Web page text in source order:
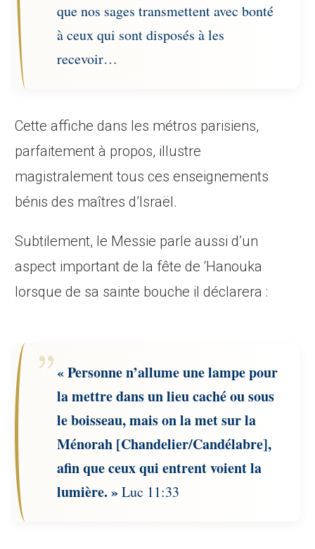
que nos sages transmettent avec bonté
à ceux qui sont disposés à les
recevoir…
Cette affiche dans les métros parisiens,
parfaitement à propos, illustre
magistralement tous ces enseignements
bénis des maîtres d’Israël.
Subtilement, le Messie parle aussi d’un
aspect important de la fête de ‘Hanouka
lorsque de sa sainte bouche il déclarera :
« Personne n’allume une lampe pour
la mettre dans un lieu caché ou sous
le boisseau, mais on la met sur la
Ménorah [Chandelier/Candélabre],
afin que ceux qui entrent voient la
lumière. »Luc 11:33